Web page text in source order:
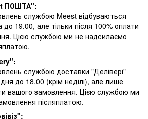
ПОШТА":
службою Meest відбуваються
до 19.00, але тільки після 100% оплати
Цією службою ми не надсилаємо
службою доставки "Делівері"
до 18.00 (крім неділі), але лише
вашого замовлення. Цією службою ми
післяплатою.